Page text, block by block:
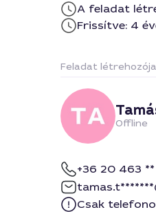
A feladat
Frissítve: 4
Feladat létrehozója
Offline
+36 20 463
Csak